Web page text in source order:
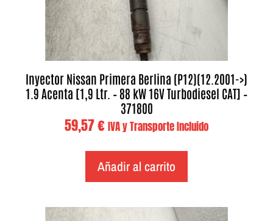
Inyector Nissan Primera Berlina (P12)(12.2001->)
1.9 Acenta [1,9 Ltr. – 88 kW 16V Turbodiesel CAT] –
371800
59,57€ IVA y Transporte Incluido
Añadir al carrito